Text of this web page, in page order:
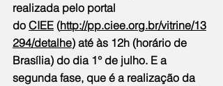
realizada pelo portal
do CIEE (http://pp.ciee.org.br/vitrine/13
294/detalhe) até às 12h (horário de
Brasília) do dia 1° de julho. E a
segunda fase, que é a realização da